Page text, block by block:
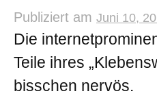
Publiziert am Juni 10,
Die
Teile ihres
bisschen nervös.